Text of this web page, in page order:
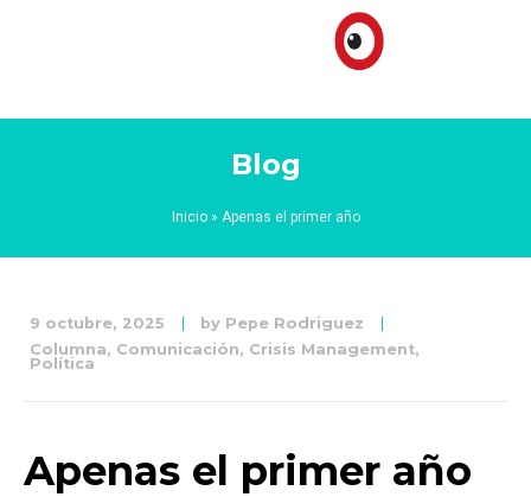
Blog
Inicio» Apenas el primer año
9 octubre, 2025 by Pepe Rodriguez
Columna, Comunicación, Crisis Management,
Política
Apenas el primer año